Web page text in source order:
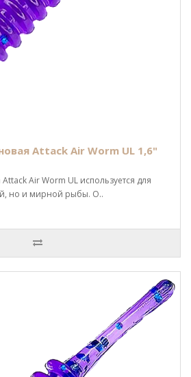
Attack Air Worm UL 1,6"
Air Worm UL используется для
но и мирной рыбы. О..